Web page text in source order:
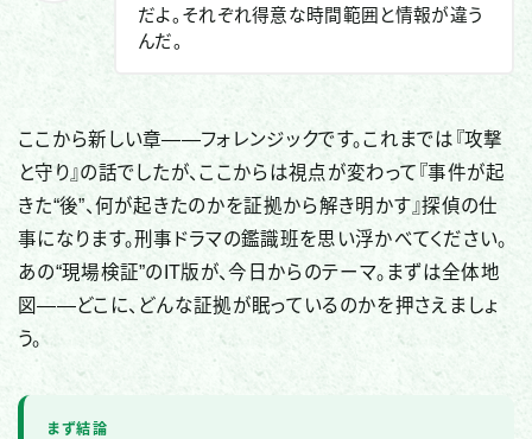
だよ。それぞれ得意な時間範囲と情報が違う
んだ。
ここから新しい章——フォレンジックです。これまでは『攻撃
と守り』の話でしたが、ここからは視点が変わって『事件が起
きた“後”、何が起きたのかを証拠から解き明かす』探偵の仕
事になります。刑事ドラマの鑑識班を思い浮かべてください。
あの“現場検証”のIT版が、今日からのテーマ。まずは全体地
図——どこに、どんな証拠が眠っているのかを押さえましょ
う。
まず結論